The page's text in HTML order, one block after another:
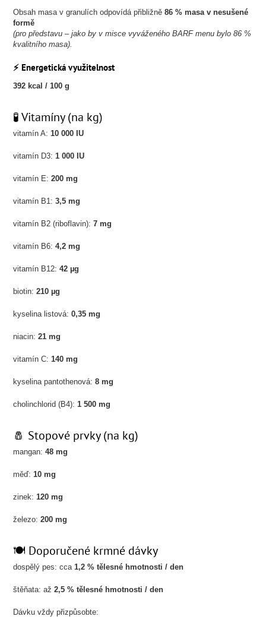
Obsah masa v granulích odpovídá přibližně86 % masa v nesušené
formě
(pro představu – jako by v misce vyváženého BARF menu bylo 86 %
kvalitního masa).
⚡ Energetická využitelnost
392 kcal / 100 g
🧪 Vitamíny (na kg)
vitamín A:10 000 IU
vitamín D3:1 000 IU
vitamín E:200 mg
vitamín B1:3,5 mg
vitamín B2 (riboflavin):7 mg
vitamín B6:4,2 mg
vitamín B12:42 µg
biotin:210 µg
kyselina listová:0,35 mg
niacin:21 mg
vitamín C:140 mg
kyselina pantothenová:8 mg
cholinchlorid (B4):1 500 mg
🧂 Stopové prvky (na kg)
mangan:48 mg
měď:10 mg
zinek:120 mg
železo:200 mg
🍽️ Doporučené krmné dávky
dospělý pes: cca1,2 % tělesné hmotnosti / den
štěňata: až2,5 % tělesné hmotnosti / den
Dávku vždy přizpůsobte: